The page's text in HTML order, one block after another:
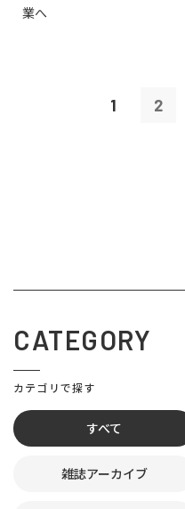
業へ
1 2
CATEGORY
カテゴリで探す
すべて
雑誌アーカイブ